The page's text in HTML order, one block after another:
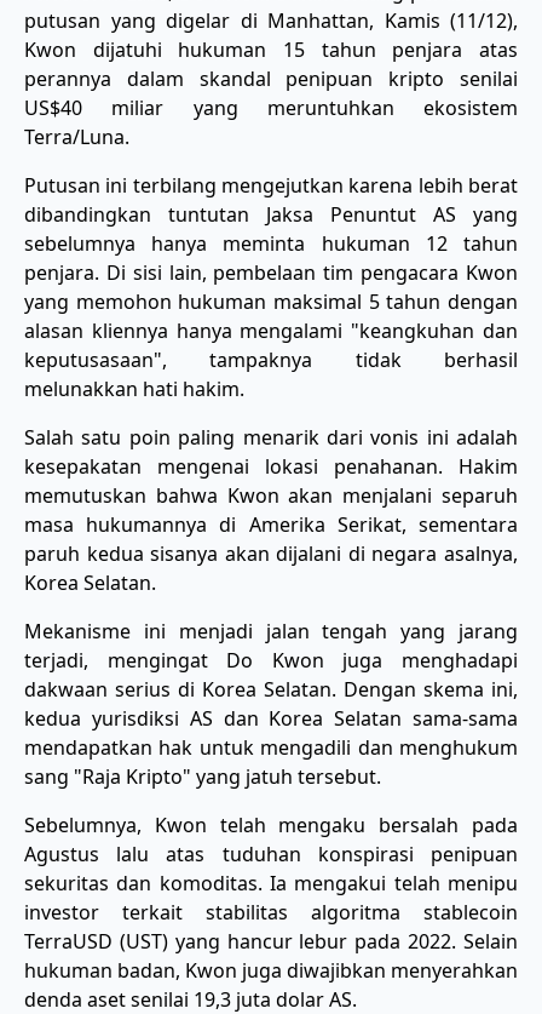
putusan yang digelar di Manhattan, Kamis (11/12),
Kwon dijatuhi hukuman 15 tahun penjara atas
perannya dalam skandal penipuan kripto senilai
US$40 miliar yang meruntuhkan ekosistem
Terra/Luna.
​Putusan ini terbilang mengejutkan karena lebih berat
dibandingkan tuntutan Jaksa Penuntut AS yang
sebelumnya hanya meminta hukuman 12 tahun
penjara. Di sisi lain, pembelaan tim pengacara Kwon
yang memohon hukuman maksimal 5 tahun dengan
alasan kliennya hanya mengalami "keangkuhan dan
keputusasaan", tampaknya tidak berhasil
melunakkan hati hakim.
Salah satu poin paling menarik dari vonis ini adalah
kesepakatan mengenai lokasi penahanan. Hakim
memutuskan bahwa Kwon akan menjalani separuh
masa hukumannya di Amerika Serikat, sementara
paruh kedua sisanya akan dijalani di negara asalnya,
Korea Selatan.
​Mekanisme ini menjadi jalan tengah yang jarang
terjadi, mengingat Do Kwon juga menghadapi
dakwaan serius di Korea Selatan. Dengan skema ini,
kedua yurisdiksi AS dan Korea Selatan sama-sama
mendapatkan hak untuk mengadili dan menghukum
sang "Raja Kripto" yang jatuh tersebut.
​Sebelumnya, Kwon telah mengaku bersalah pada
Agustus lalu atas tuduhan konspirasi penipuan
sekuritas dan komoditas. Ia mengakui telah menipu
investor terkait stabilitas algoritma stablecoin
TerraUSD (UST) yang hancur lebur pada 2022. Selain
hukuman badan, Kwon juga diwajibkan menyerahkan
denda aset senilai 19,3 juta dolar AS.